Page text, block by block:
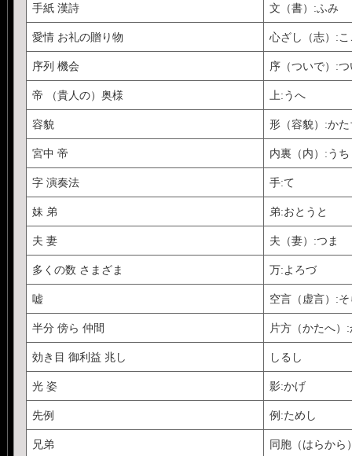
手紙 漢詩 文（書）:ふみ
愛情 お礼の贈り物 心ざし（志）:
序列 機会 序（ついで）:つ
帝 （貴人の）奥様 上:うへ
容貌 形（容貌）:かた
宮中 帝 内裏（内）:うち
字 演奏法 手:て
妹 弟 弟:おとうと
夫 妻 夫（妻）:つま
多くの数 さまざま 万:よろづ
嘘 空言（虚言）:
半分 傍ら 仲間 片方（かたへ）
効き目 御利益 兆し しるし
光 姿 影:かげ
先例 例:ためし
兄弟 同胞（はらから